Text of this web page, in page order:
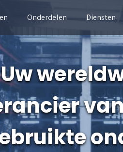
Onderdelen Diensten
Uw